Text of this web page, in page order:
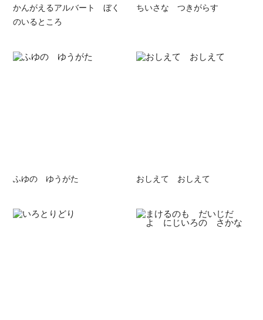
かんがえるアルバート ぼく
のいるところ
ちいさな つきがらす
ふゆの ゆうがた おしえて おしえて